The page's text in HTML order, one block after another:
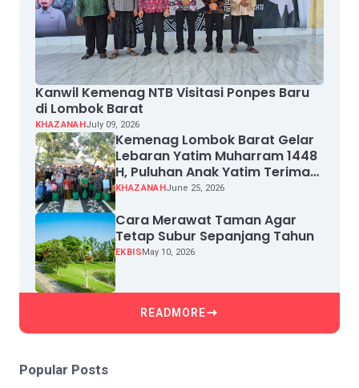
Kanwil Kemenag NTB Visitasi Ponpes Baru
di Lombok Barat
KHAZANAHJuly 09, 2026
Kemenag Lombok Barat Gelar
Lebaran Yatim Muharram 1448
H, Puluhan Anak Yatim Terima
Santunan
KHAZANAHJune 25, 2026
Cara Merawat Taman Agar
Tetap Subur Sepanjang Tahun
EKBISMay 10, 2026
READMORE
Popular Posts